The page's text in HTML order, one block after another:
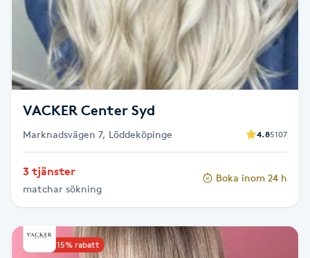
Psoriasis
R
Radiofrekvens
Reflexologi
VACKER Center Syd
Marknadsvägen 7, Löddeköpinge 4.85107
3 tjänster
matchar sökning
Boka inom 24 h
Upp till 15% rabatt